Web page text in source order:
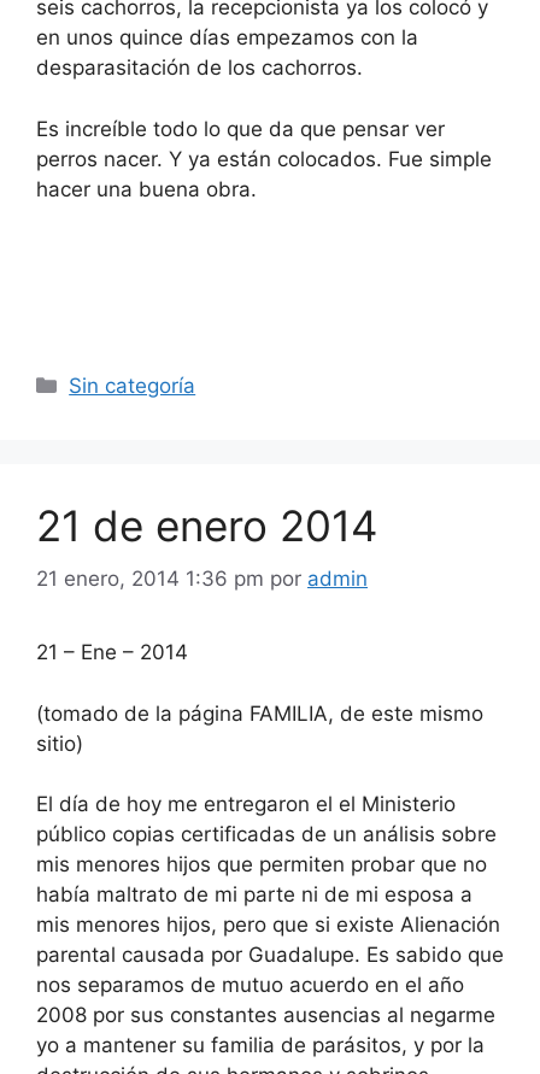
seis cachorros, la recepcionista ya los colocó y
en unos quince días empezamos con la
desparasitación de los cachorros.
Es increíble todo lo que da que pensar ver
perros nacer. Y ya están colocados. Fue simple
hacer una buena obra.
Categorías
Sin categoría
21 de enero 2014
21 enero, 2014 1:36 pm por admin
21 – Ene – 2014
(tomado de la página FAMILIA, de este mismo
sitio)
El día de hoy me entregaron el el Ministerio
público copias certificadas de un análisis sobre
mis menores hijos que permiten probar que no
había maltrato de mi parte ni de mi esposa a
mis menores hijos, pero que si existe Alienación
parental causada por Guadalupe. Es sabido que
nos separamos de mutuo acuerdo en el año
2008 por sus constantes ausencias al negarme
yo a mantener su familia de parásitos, y por la